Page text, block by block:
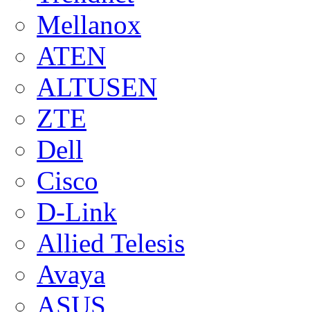
Mellanox
ATEN
ALTUSEN
ZTE
Dell
Cisco
D-Link
Allied Telesis
Avaya
ASUS